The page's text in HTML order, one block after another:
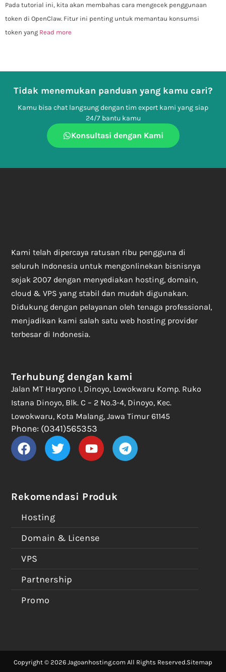
Pada tutorial ini, kita akan membahas cara mengecek penggunaan
token di OpenClaw. Fitur ini penting untuk memantau konsumsi
token yang Read more
Tidak menemukan panduan yang kamu cari?
Kamu bisa chat langsung dengan tim expert kami yang siap
24/7 bantu kamu
Konsultasi dengan Kami
Kami telah dipercaya ratusan ribu pengguna di
seluruh Indonesia untuk mengonlinekan bisnisnya
sejak 2007 dengan menyediakan hosting, domain,
cloud & VPS yang stabil dan mudah digunakan.
Didukung dengan pelayanan oleh tenaga professional,
menjadikan kami salah satu web hosting provider
terbesar di Indonesia.
Rekomendasi Produk
Hosting
Domain & License
VPS
Partnership
Promo
Terhubung dengan kami
Jalan MT Haryono I, Dinoyo, Lowokwaru Komp. Ruko
Istana Dinoyo, Blk. C – 2 No.3-4, Dinoyo, Kec.
Lowokwaru, Kota Malang, Jawa Timur 61145
Phone: (0341)565353
Copyright © 2026 Jagoanhosting.com All Rights Reserved.Sitemap